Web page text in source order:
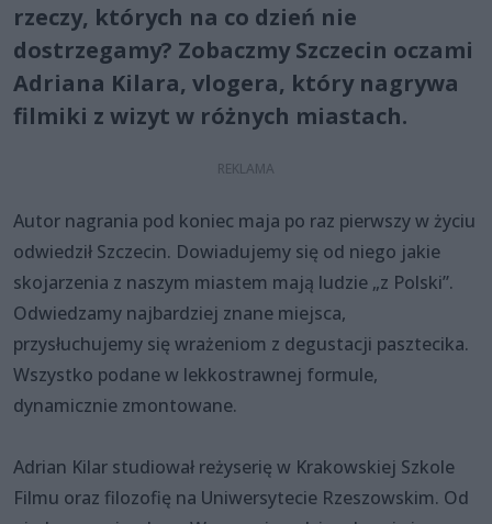
rzeczy, których na co dzień nie
dostrzegamy? Zobaczmy Szczecin oczami
Adriana Kilara, vlogera, który nagrywa
filmiki z wizyt w różnych miastach.
Autor nagrania pod koniec maja po raz pierwszy w życiu
odwiedził Szczecin. Dowiadujemy się od niego jakie
skojarzenia z naszym miastem mają ludzie „z Polski”.
Odwiedzamy najbardziej znane miejsca,
przysłuchujemy się wrażeniom z degustacji pasztecika.
Wszystko podane w lekkostrawnej formule,
dynamicznie zmontowane.
Adrian Kilar studiował reżyserię w Krakowskiej Szkole
Filmu oraz filozofię na Uniwersytecie Rzeszowskim. Od